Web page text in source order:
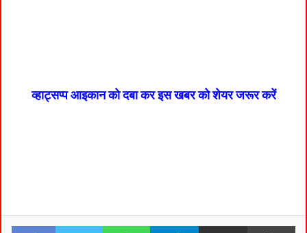
व्हाट्सप्प आइकान को दबा कर इस खबर को शेयर जरूर करें
Facebook Twitter WhatsApp Telegram Share via Email